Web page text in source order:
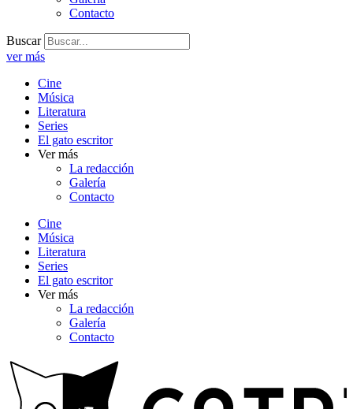
Contacto
Buscar
ver más
Cine
Música
Literatura
Series
El gato escritor
Ver más
La redacción
Galería
Contacto
Cine
Música
Literatura
Series
El gato escritor
Ver más
La redacción
Galería
Contacto